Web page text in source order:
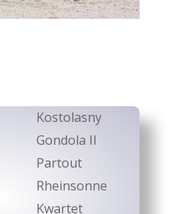
Kostolasny
Gondola II
Partout
Rheinsonne
Kwartet